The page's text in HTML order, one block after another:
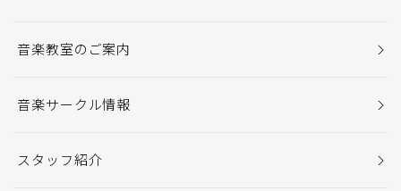
音楽教室のご案内
音楽サークル情報
スタッフ紹介